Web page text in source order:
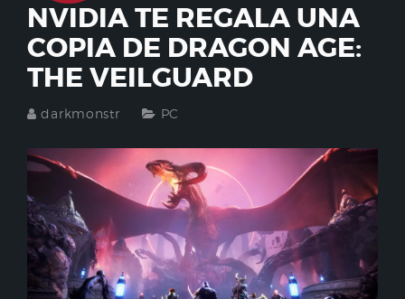
NVIDIA TE REGALA UNA
COPIA DE DRAGON AGE:
THE VEILGUARD
darkmonstr PC